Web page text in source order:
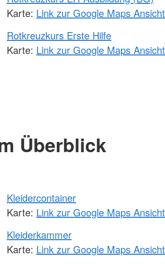
Karte: Link zur Google Maps Ansicht
Rotkreuzkurs Erste Hilfe
Karte: Link zur Google Maps Ansicht
Überblick
Kleidercontainer
Karte: Link zur Google Maps Ansicht
Kleiderkammer
Karte: Link zur Google Maps Ansicht